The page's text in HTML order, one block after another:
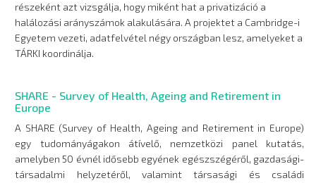
részeként azt vizsgálja, hogy miként hat a privatizáció a
halálozási arányszámok alakulására. A projektet a Cambridge-i
Egyetem vezeti, adatfelvétel négy országban lesz, amelyeket a
TÁRKI koordinálja.
SHARE - Survey of Health, Ageing and Retirement in
Europe
A SHARE (Survey of Health, Ageing and Retirement in Europe)
egy tudományágakon átívelő, nemzetközi panel kutatás,
amelyben 50 évnél idősebb egyének egészszégéről, gazdasági-
társadalmi helyzetéről, valamint társasági és családi